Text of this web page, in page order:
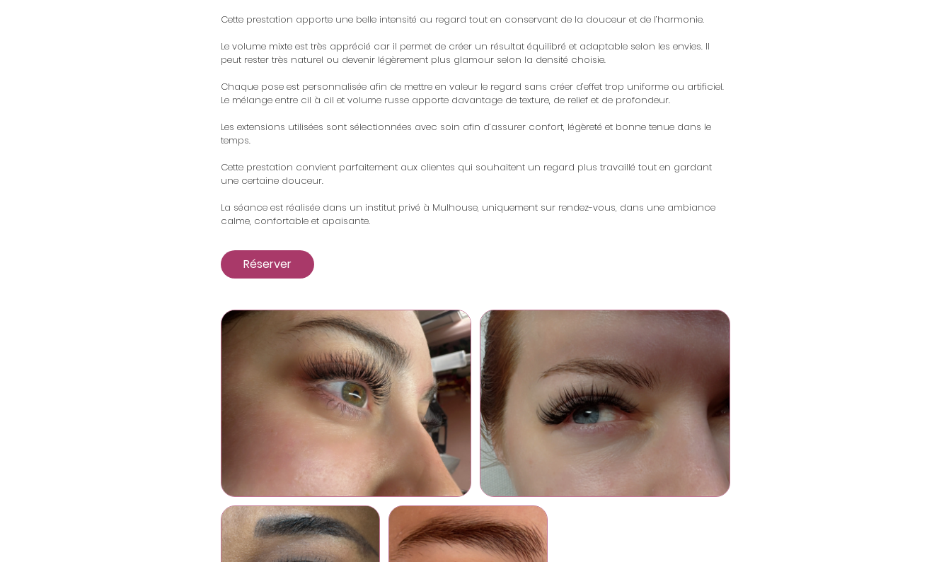
Cette prestation apporte une belle intensité au regard tout en conservant de la douceur et de l’harmonie.
Le volume mixte est très apprécié car il permet de créer un résultat équilibré et adaptable selon les envies. Il
peut rester très naturel ou devenir légèrement plus glamour selon la densité choisie.
Chaque pose est personnalisée afin de mettre en valeur le regard sans créer d’effet trop uniforme ou artificiel.
Le mélange entre cil à cil et volume russe apporte davantage de texture, de relief et de profondeur.
Les extensions utilisées sont sélectionnées avec soin afin d’assurer confort, légèreté et bonne tenue dans le
temps.
Cette prestation convient parfaitement aux clientes qui souhaitent un regard plus travaillé tout en gardant
une certaine douceur.
La séance est réalisée dans un institut privé à Mulhouse, uniquement sur rendez-vous, dans une ambiance
calme, confortable et apaisante.
Réserver